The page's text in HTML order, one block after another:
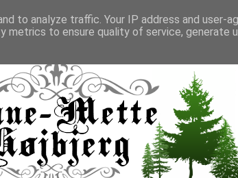
_. __ __ _ ___
to analyze traffic. Your IP address and user-
metrics to ensure quality of service, generate